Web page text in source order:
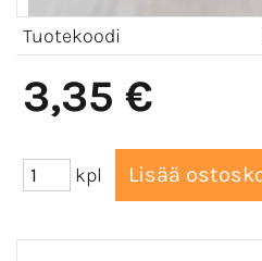
Tuotekoodi
3,35 €
kpl